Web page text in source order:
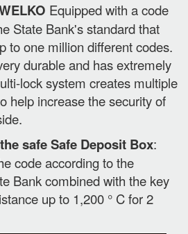
Equipped with a code
State Bank's standard that
to one million different codes.
durable and has extremely
lock system creates multiple
help increase the security of
safe Safe Deposit Box:
code according to the
Bank combined with the key
up to 1,200 ° C for 2